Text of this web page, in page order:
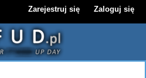
Zarejestruj się Zaloguj się